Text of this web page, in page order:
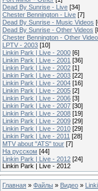
Dead By Sunrise - Live [34]
Chester Bennington - Live [7]
Dead By Sunrise - Music Videos
Dead By Sunrise - Other Videos
Chester Bennington - Other
LPTV - 2003 [10]
Linkin Park | Live - 2000 [6]
Linkin Park | Live - 2001 [36]
Linkin Park | Live - 2002 [1]
Linkin Park | Live - 2003 [22]
Linkin Park | Live - 2004 [16]
Linkin Park | Live - 2005 [2]
Linkin Park | Live - 2006 [3]
Linkin Park | Live - 2007 [30]
Linkin Park | Live - 2008 [19]
Linkin Park | Live - 2009 [29]
Linkin Park | Live - 2010 [29]
Linkin Park | Live - 2011 [28]
MTV about "ATS" tour [7]
На русском [44]
Linkin Park | Live - 2012 [24]
Linkin Park | Live - 2012
Главная » Файлы » Видео »